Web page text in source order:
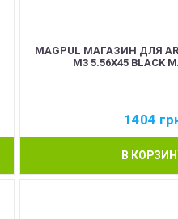
MAGPUL МАГАЗИН ДЛЯ
M3 5.56X45 BLACK
1404
В